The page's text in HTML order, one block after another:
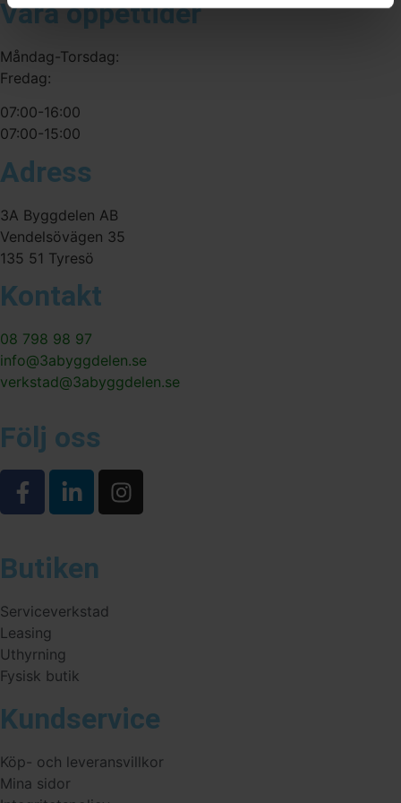
Våra öppettider
Måndag-Torsdag:
Fredag:
07:00-16:00
07:00-15:00
Adress
3A Byggdelen AB
Vendelsövägen 35
135 51 Tyresö
Kontakt
08 798 98 97
info@3abyggdelen.se
verkstad@3abyggdelen.se
Följ oss
Butiken
Serviceverkstad
Leasing
Uthyrning
Fysisk butik
Kundservice
Köp- och leveransvillkor
Mina sidor